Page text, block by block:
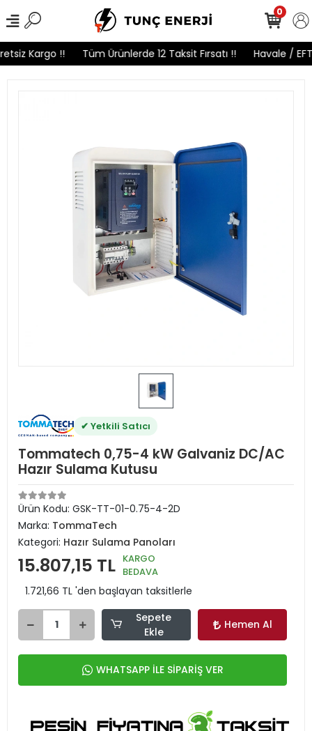
Kargo !! Tüm Ürünlerde 12 Taksit Fırsatı !! Havale /
0
✔ Yetkili Satıcı
Tommatech 0,75-4 kW Galvaniz DC/AC
Hazır Sulama Kutusu
Ürün Kodu: GSK-TT-01-0.75-4-2D
Marka: TommaTech
Kategori: Hazır Sulama Panoları
15.807,15 TL KARGO
BEDAVA
1.721,66 TL 'den başlayan taksitlerle
Sepete
Ekle
Hemen Al
WHATSAPP İLE SİPARİŞ VER